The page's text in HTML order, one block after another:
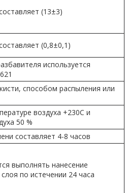
(13±3)
(0,8±0,1)
используется
способом распыления или
воздуха +230C и
50 %
составляет 4-8 часов
выполнять нанесение
по истечении 24 часа